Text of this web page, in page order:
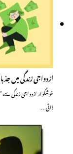
ازدواجی زندگی میں
خوشگوار ازدواجی زندگی
ذاتی…